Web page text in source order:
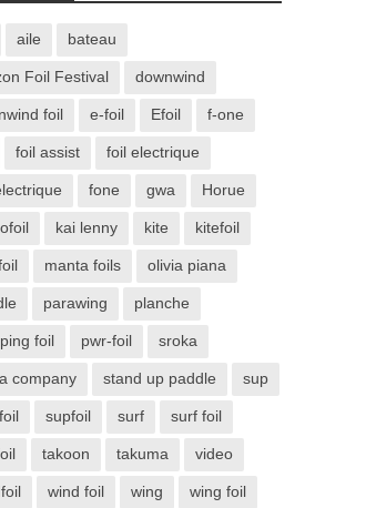
aile bateau
Foil Festival downwind
foil e-foil Efoil f-one
foil assist foil electrique
fone gwa Horue
kai lenny kite kitefoil
manta foils olivia piana
parawing planche
foil pwr-foil sroka
company stand up paddle sup
supfoil surf surf foil
takoon takuma video
wind foil wing wing foil